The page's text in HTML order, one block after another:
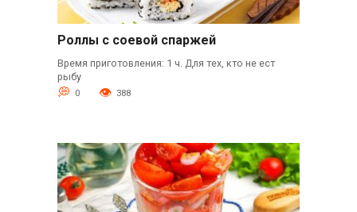
Роллы с соевой спаржей
Время приготовления: 1 ч. Для тех, кто не ест
рыбу
0 388